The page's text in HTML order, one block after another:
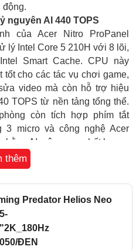
động.
nguyên AI 440 TOPS
của Acer Nitro ProPanel
lý Intel Core 5 210H với 8 lõi,
Smart Cache. CPU này
tốt cho các tác vụ chơi game,
video mà còn hỗ trợ hiệu
TOPS từ nền tảng tổng thể.
còn tích hợp phím tắt
3 micro và công nghệ Acer
AI, nâng cao chất lượng
online hay làm việc từ xa.
thêm
Predator Helios Neo
ĐEN